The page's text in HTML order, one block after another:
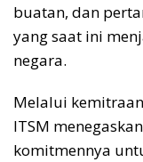
buatan, dan
yang saat ini
negara.
Melalui
ITSM menegaskan
komitmennya